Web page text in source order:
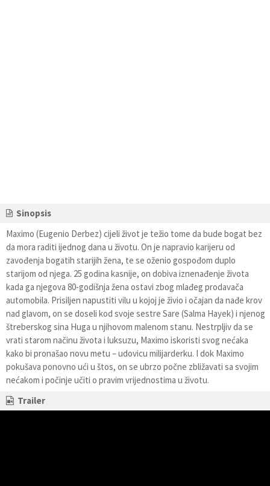
Sinopsis
Maximo (Eugenio Derbez) cijeli život je težio tome da bude bogat bez
da mora raditi ijednog dana u životu. On je napravio karijeru od
zavođenja bogatih starijih žena, te se oženio gospođom duplo
starijom od njega. 25 godina kasnije, on dobiva iznenađenje života
kada ga njegova 80-godišnja žena ostavi zbog mlađeg prodavača
automobila. Prisiljen napustiti vilu u kojoj je živio i očajan da nađe krov
nad glavom, on se doseli kod svoje sestre Sare (Salma Hayek) i njenog
štreberskog sina Huga u njihovom malenom stanu. Nestrpljiv da se
vrati starom načinu života i luksuzu, Maximo iskoristi svog nećaka
kako bi pronašao novu metu – udovicu milijarderku. I dok Maximo
pokušava ponovno ući u štos, on se ubrzo počne zbližavati sa svojim
nećakom i počinje učiti o pravim vrijednostima u životu.
Trailer